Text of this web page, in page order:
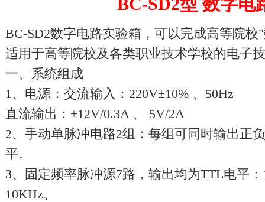
BC-SD2型 数字电
BC-SD2数字电路实验箱，可以完成高等院
适用于高等院校及各类职业技术学校的电子
一、系统组成
1、电源：交流输入：220V±10% 、50Hz
直流输出：±12V/0.3A 、 5V/2A
2、手动单脉冲电路2组：每组可同时输出正
平。
3、固定频率脉冲源7路，输出均为TTL电平
10KHz、